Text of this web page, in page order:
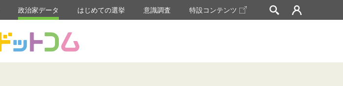
政治家データ はじめての選挙 意識調査 特設コンテンツ